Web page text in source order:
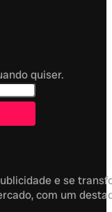
quiser.
e se
com um